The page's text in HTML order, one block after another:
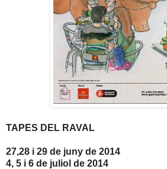
TAPES DEL RAVAL
27,28 i 29 de juny de 2014
4, 5 i 6 de juliol de 2014